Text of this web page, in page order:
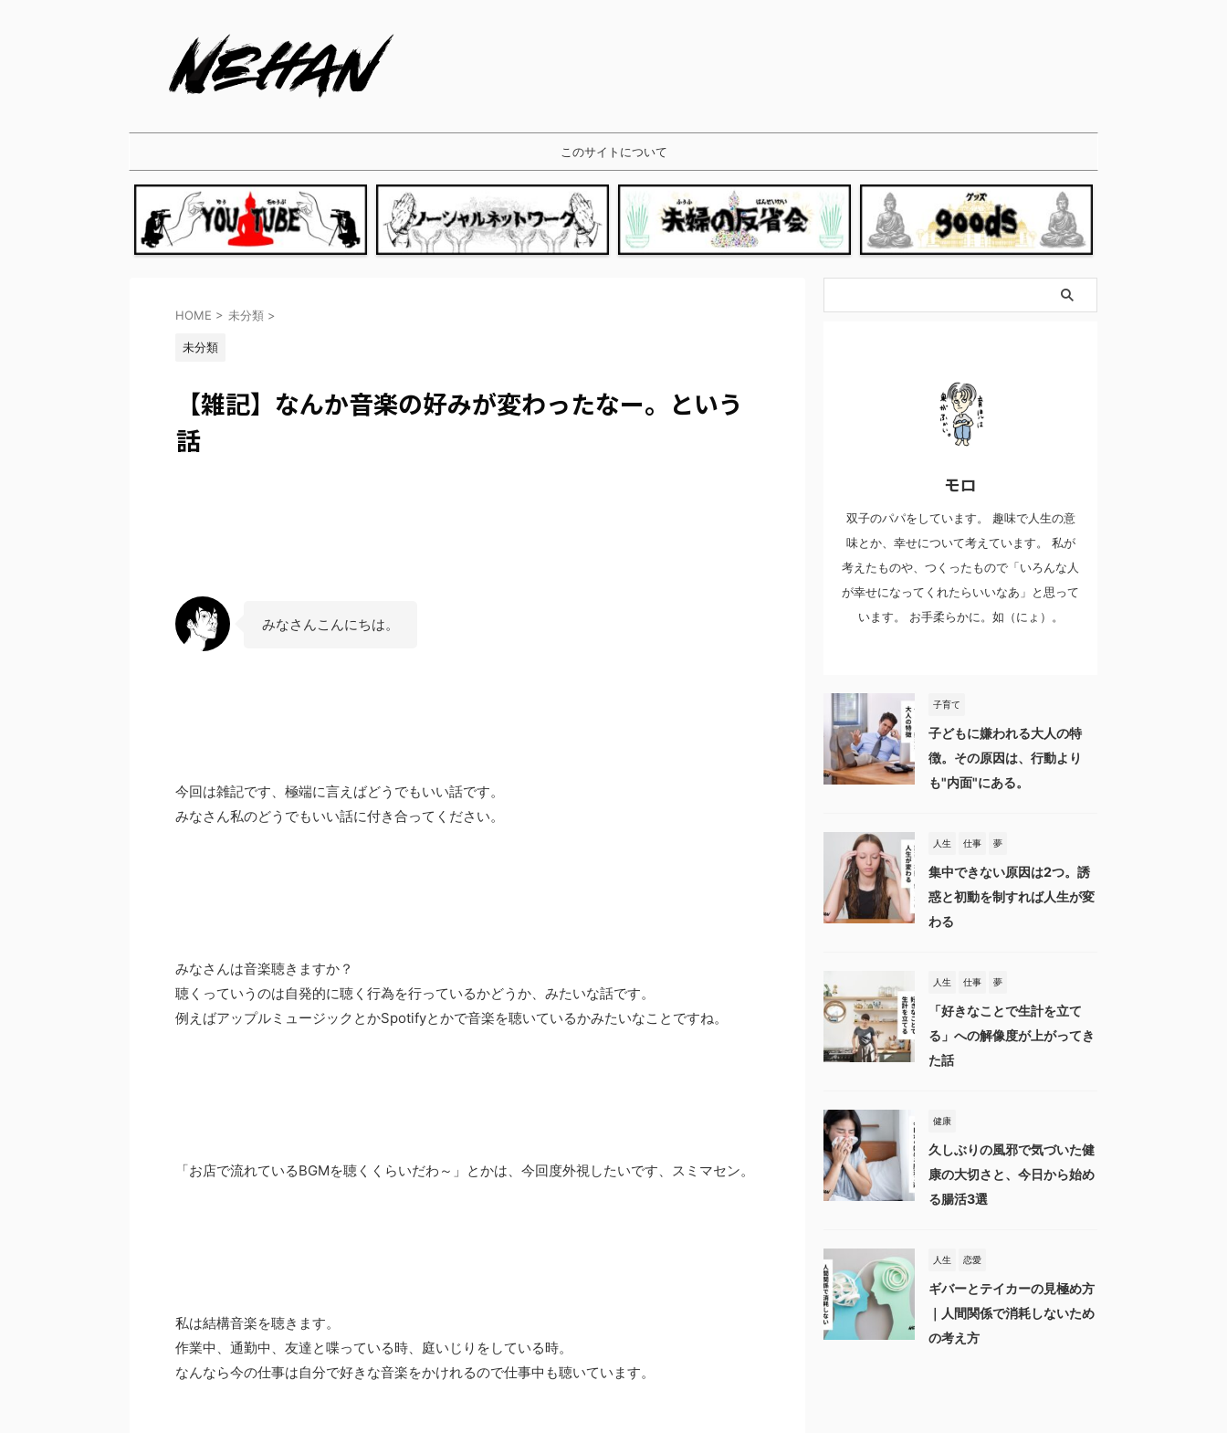
このサイトについて
HOME > 未分類 >
未分類
【雑記】なんか音楽の好みが変わったなー。という
話
みなさんこんにちは。
今回は雑記です、極端に言えばどうでもいい話です。
みなさん私のどうでもいい話に付き合ってください。
みなさんは音楽聴きますか？
聴くっていうのは自発的に聴く行為を行っているかどうか、みたいな話です。
例えばアップルミュージックとかSpotifyとかで音楽を聴いているかみたいなことですね。
「お店で流れているBGMを聴くくらいだわ～」とかは、今回度外視したいです、スミマセン。
私は結構音楽を聴きます。
作業中、通勤中、友達と喋っている時、庭いじりをしている時。
なんなら今の仕事は自分で好きな音楽をかけれるので仕事中も聴いています。
モロ
双子のパパをしています。 趣味で人生の意
味とか、幸せについて考えています。 私が
考えたものや、つくったもので「いろんな人
が幸せになってくれたらいいなあ」と思って
います。 お手柔らかに。如（にょ）。
子育て
子どもに嫌われる大人の特
徴。その原因は、行動より
も"内面"にある。
人生 仕事 夢
集中できない原因は2つ。誘
惑と初動を制すれば人生が変
わる
人生 仕事 夢
「好きなことで生計を立て
る」への解像度が上がってき
た話
健康
久しぶりの風邪で気づいた健
康の大切さと、今日から始め
る腸活3選
人生 恋愛
ギバーとテイカーの見極め方
｜人間関係で消耗しないため
の考え方